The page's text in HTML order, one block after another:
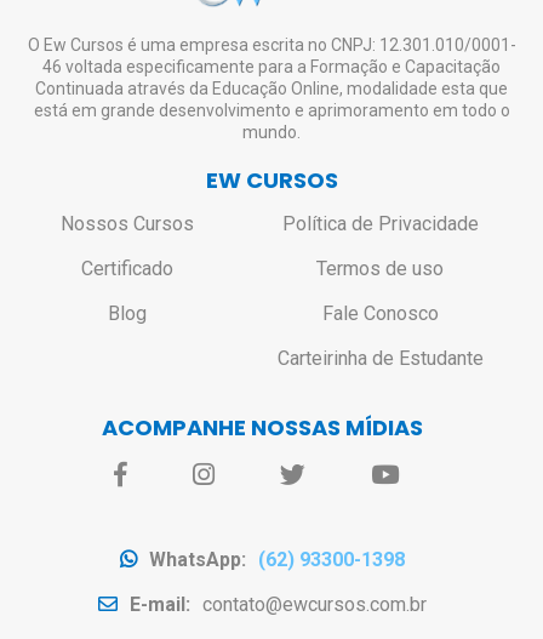
O Ew Cursos é uma empresa escrita no CNPJ: 12.301.010/0001-
46 voltada especificamente para a Formação e Capacitação
Continuada através da Educação Online, modalidade esta que
está em grande desenvolvimento e aprimoramento em todo o
mundo.
EW CURSOS
Nossos Cursos
Certificado
Blog
Política de Privacidade
Termos de uso
Fale Conosco
Carteirinha de Estudante
ACOMPANHE NOSSAS MÍDIAS
WhatsApp:
(62) 93300-1398
E-mail: contato@ewcursos.com.br